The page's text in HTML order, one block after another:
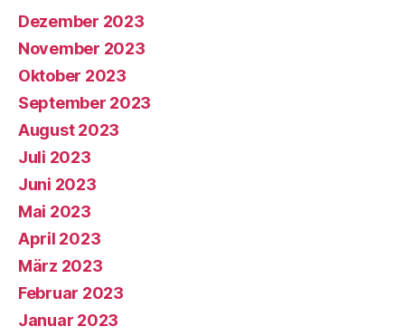
Dezember 2023
November 2023
Oktober 2023
September 2023
August 2023
Juli 2023
Juni 2023
Mai 2023
April 2023
März 2023
Februar 2023
Januar 2023